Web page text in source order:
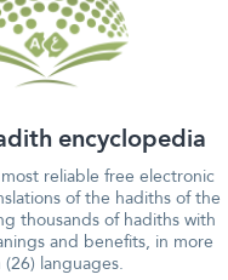
encyclopedia
reliable free electronic
of the hadiths of the
thousands of hadiths with
and benefits, in more
languages.